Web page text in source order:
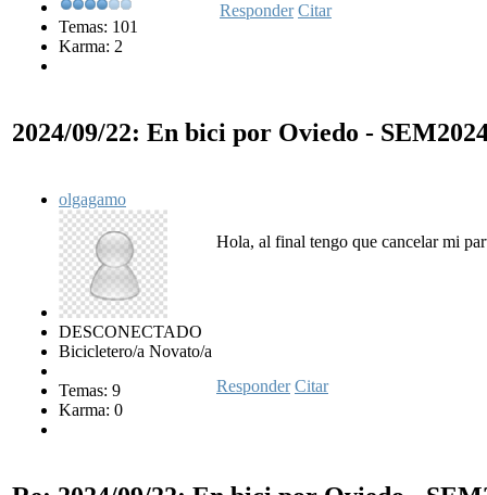
Temas: 101
Karma: 2
Responder Citar
2024/09/22: En bici por Oviedo -
olgagamo
DESCONECTADO
Bicicletero/a Novato/a
Temas: 9
Karma: 0
Hola, al final tengo que cancelar mi
Responder Citar